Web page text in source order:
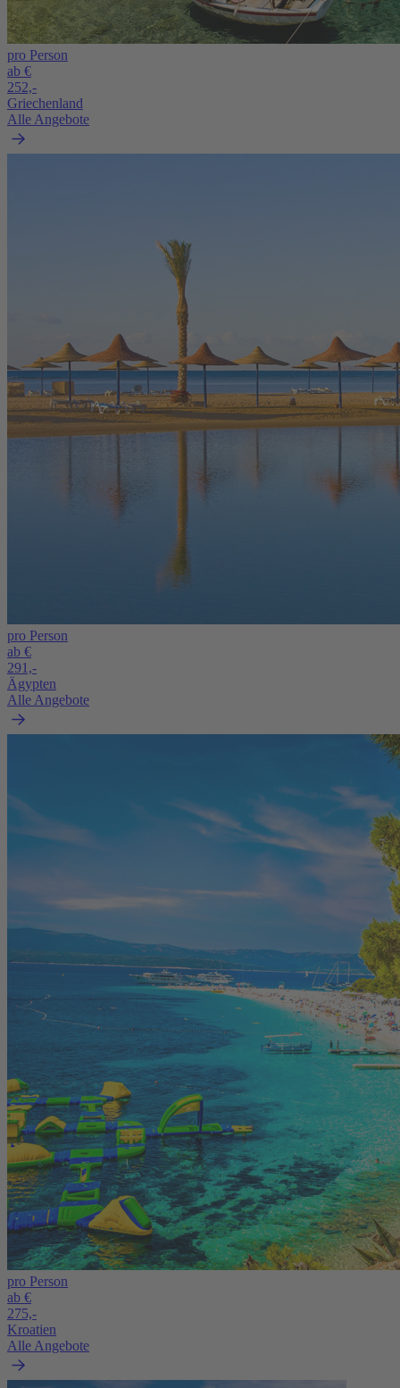
pro Person
ab €
252,-
Griechenland
Alle Angebote
pro Person
ab €
291,-
Ägypten
Alle Angebote
pro Person
ab €
275,-
Kroatien
Alle Angebote